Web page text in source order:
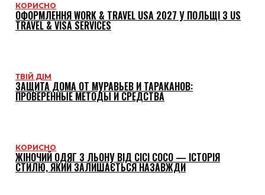
КОРИСНО
ОФОРМЛЕННЯ WORK & TRAVEL USA 2027 У ПОЛЬЩІ З US
TRAVEL & VISA SERVICES
ТВІЙ ДІМ
ЗАЩИТА ДОМА ОТ МУРАВЬЕВ И ТАРАКАНОВ:
ПРОВЕРЕННЫЕ МЕТОДЫ И СРЕДСТВА
КОРИСНО
ЖІНОЧИЙ ОДЯГ З ЛЬОНУ ВІД CICI COCO — ІСТОРІЯ
СТИЛЮ, ЯКИЙ ЗАЛИШАЄТЬСЯ НАЗАВЖДИ